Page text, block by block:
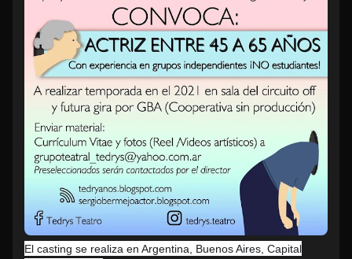
El casting se realiza en Argentina, Buenos Aires, Capital